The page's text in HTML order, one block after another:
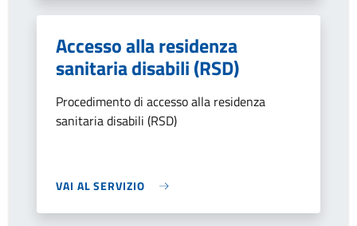
Accesso alla residenza
sanitaria disabili (RSD)
Procedimento di accesso alla residenza
sanitaria disabili (RSD)
VAI AL SERVIZIO